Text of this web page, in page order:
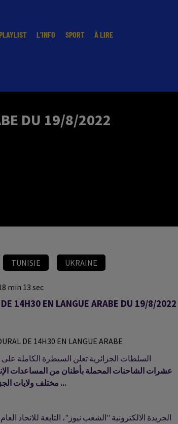
L'INFO SPORT À LIRE
DU 19/8/2022
TUNISIE UKRAINE
min 13 sec
14H30 EN LANGUE ARABE DU 19/8/2022
DE 14H30 EN LANGUE ARABE
السلطات الجزائرية تعلن السيطرة الكاملة على
عشرات الشاحنات المحملة بأطنان من المساعدات
مختلف ولايات الجزائر إلى الطارف ...
الجريدة الالكترونية "الشعب نيوز"، التابعة للاتحاد